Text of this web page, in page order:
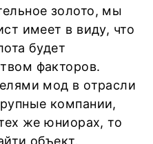
золото, мы
имеет в виду, что
будет
факторов.
мод в отрасли
компании,
же юниорах, то
объект,